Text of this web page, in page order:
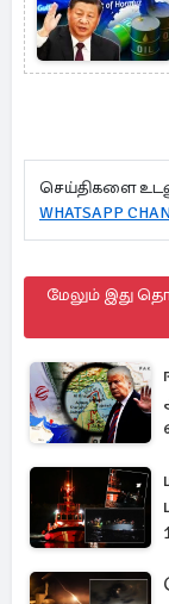
செய்திகளை
WHATSAPP
மேலும் இது